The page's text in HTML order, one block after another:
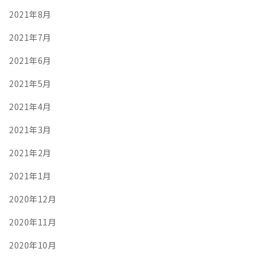
2021年8月
2021年7月
2021年6月
2021年5月
2021年4月
2021年3月
2021年2月
2021年1月
2020年12月
2020年11月
2020年10月